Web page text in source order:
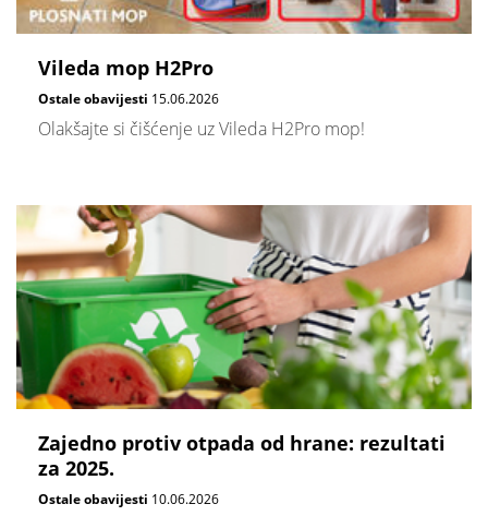
Vileda mop H2Pro
Ostale obavijesti 15.06.2026
Olakšajte si čišćenje uz Vileda H2Pro mop!
Zajedno protiv otpada od hrane: rezultati
za 2025.
Ostale obavijesti 10.06.2026